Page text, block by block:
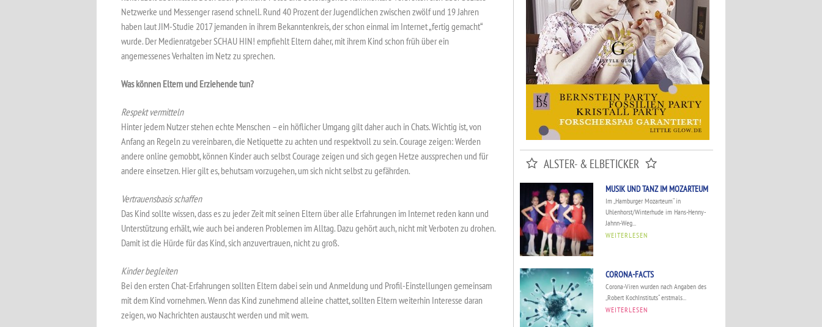
Netzwerke und Messenger rasend schnell. Rund 40 Prozent der Jugendlichen zwischen zwölf und 19 Jahren
haben laut JIM-Studie 2017 jemanden in ihrem Bekanntenkreis, der schon einmal im Internet „fertig gemacht“
wurde. Der Medienratgeber SCHAU HIN! empfiehlt Eltern daher, mit ihrem Kind schon früh über ein
angemessenes Verhalten im Netz zu sprechen.
Was können Eltern und Erziehende tun?
Respekt vermitteln
Hinter jedem Nutzer stehen echte Menschen – ein höflicher Umgang gilt daher auch in Chats. Wichtig ist, von
Anfang an Regeln zu vereinbaren, die Netiquette zu achten und respektvoll zu sein. Courage zeigen: Werden
andere online gemobbt, können Kinder auch selbst Courage zeigen und sich gegen Hetze aussprechen und für
andere einsetzen. Hier gilt es, behutsam vorzugehen, um sich nicht selbst zu gefährden.
Vertrauensbasis schaffen
Das Kind sollte wissen, dass es zu jeder Zeit mit seinen Eltern über alle Erfahrungen im Internet reden kann und
Unterstützung erhält, wie auch bei anderen Problemen im Alltag. Dazu gehört auch, nicht mit Verboten zu drohen.
Damit ist die Hürde für das Kind, sich anzuvertrauen, nicht zu groß.
Kinder begleiten
Bei den ersten Chat-Erfahrungen sollten Eltern dabei sein und Anmeldung und Profil-Einstellungen gemeinsam
mit dem Kind vornehmen. Wenn das Kind zunehmend alleine chattet, sollten Eltern weiterhin Interesse daran
zeigen, wo Nachrichten austauscht werden und mit wem.
ALSTER- & ELBETICKER
MUSIK UND TANZ IM MOZARTEUM
Im „Hamburger Mozarteum“ in
Uhlenhorst/Winterhude im Hans-Henny-
Jahnn-Weg...
WEITERLESEN
CORONA-FACTS
Corona-Viren wurden nach Angaben des
„Robert KochInstituts“ erstmals...
WEITERLESEN